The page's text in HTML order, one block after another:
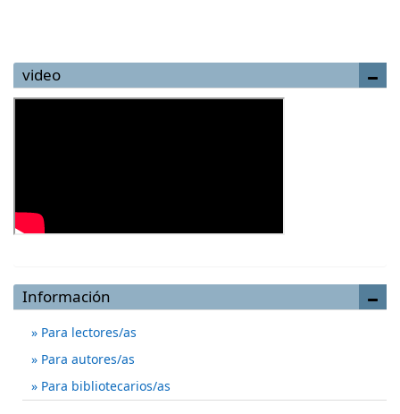
video
Información
Para lectores/as
Para autores/as
Para bibliotecarios/as